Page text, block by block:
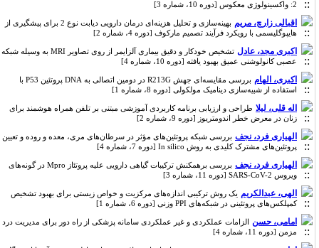
اقبالی زارچ، مریم
بهینه‌سازی و تحلیل هزینه‌ای درمان دارویی دیابت نوع 2 برای پیشگیری از
هایپوگلیسمی با رویکرد فرآیند تصمیم ‌مارکوف [دوره 4، شماره 2]
اکبری مجد، عادل
تشخیص خودکار و دقیق بیماری آلزایمر از روی تصاویر MRI به وسیله‌ شبکه
عصبی کانولوشنی عمیق بهبود یافته [دوره 10، شماره 4]
اکبری، الهام
بررسی مقایسه‌ای جهش R213G در دومین اتصالی به DNA پروتئین P53 با
استفاده از شبیه‌سازی دینامیک مولکولی [دوره 8، شماره 1]
اله قلی، لیلا طراحی و ارزیابی برنامه کاربردی آموزشی مبتنی بر تلفن همراه هوشمند برای
زنان در معرض خطر اندومتریوز [دوره 9، شماره 2]
الهیاری فرد، نجف بررسی شبکه پروتئین‌های مؤثر در سرطان‌های مری، معده و روده و تعیین
پروتئین‌های مشترک کلیدی به روش In silico [دوره 7، شماره 4]
الهیاری فرد، نجف
بررسی برهمکنش ترکیبات گیاهی دارویی علیه پروتئاز Mpro در گونه‌های
ویروس SARS-CoV-2 [دوره 11، شماره 3]
الهی، عبدالکریم یک روش ترکیبی اندازه‌های مرکزیت و خواص زیستی برای بهبود تشخیص
کمپلکس‌های پروتئینی در شبکه‌های PPI وزنی [دوره 6، شماره 1]
امامی، حسن الزامات عملکردی و غیر عملکردی سامانه پزشکی از راه دور برای مدیریت درد
مزمن [دوره 11، شماره 4]